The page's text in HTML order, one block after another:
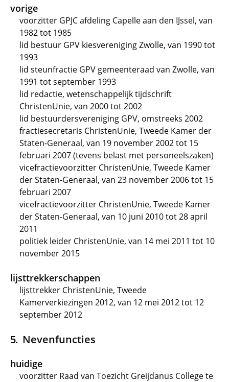
vorige
voorzitter GPJC afdeling Capelle aan den IJssel, van
1982 tot 1985
lid bestuur GPV kiesvereniging Zwolle, van 1990 tot
1993
lid steunfractie GPV gemeenteraad van Zwolle, van
1991 tot september 1993
lid redactie, wetenschappelijk tijdschrift
ChristenUnie, van 2000 tot 2002
lid bestuurdersvereniging GPV, omstreeks 2002
fractiesecretaris ChristenUnie, Tweede Kamer der
Staten-Generaal, van 19 november 2002 tot 15
februari 2007 (tevens belast met personeelszaken)
vicefractievoorzitter ChristenUnie, Tweede Kamer
der Staten-Generaal, van 23 november 2006 tot 15
februari 2007
vicefractievoorzitter ChristenUnie, Tweede Kamer
der Staten-Generaal, van 10 juni 2010 tot 28 april
2011
politiek leider ChristenUnie, van 14 mei 2011 tot 10
november 2015
lijsttrekkerschappen
lijsttrekker ChristenUnie, Tweede
Kamerverkiezingen 2012, van 12 mei 2012 tot 12
september 2012
Nevenfuncties
huidige
voorzitter Raad van Toezicht Greijdanus College te